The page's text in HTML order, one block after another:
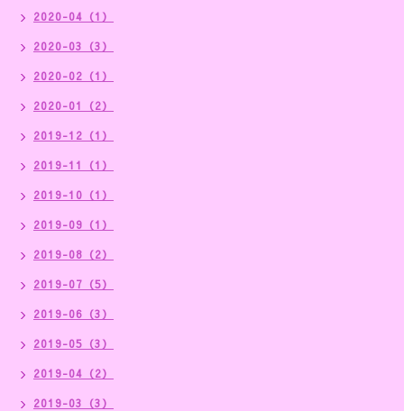
2020-04（1）
2020-03（3）
2020-02（1）
2020-01（2）
2019-12（1）
2019-11（1）
2019-10（1）
2019-09（1）
2019-08（2）
2019-07（5）
2019-06（3）
2019-05（3）
2019-04（2）
2019-03（3）